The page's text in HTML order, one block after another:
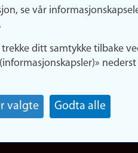
se vår
ditt samtykke tilbake
nederst
valgte Godta alle